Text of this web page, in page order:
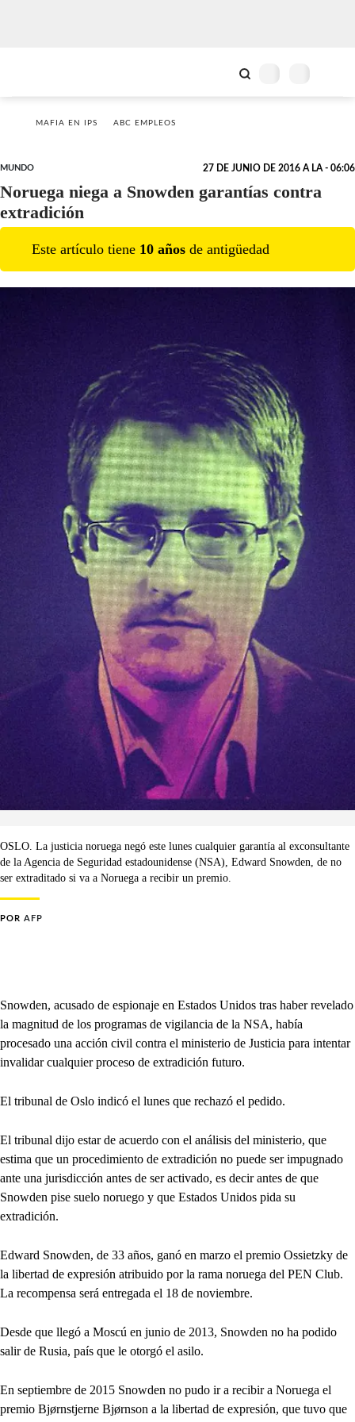
MAFIA EN IPS ABC EMPLEOS
MUNDO 27 DE JUNIO DE 2016 A LA - 06:06
Noruega niega a Snowden garantías contra
extradición
Este artículo tiene 10 años de antigüedad
OSLO. La justicia noruega negó este lunes cualquier garantía al exconsultante
de la Agencia de Seguridad estadounidense (NSA), Edward Snowden, de no
ser extraditado si va a Noruega a recibir un premio.
POR AFP
Snowden, acusado de espionaje en Estados Unidos tras haber revelado
la magnitud de los programas de vigilancia de la NSA, había
procesado una acción civil contra el ministerio de Justicia para intentar
invalidar cualquier proceso de extradición futuro.
El tribunal de Oslo indicó el lunes que rechazó el pedido.
El tribunal dijo estar de acuerdo con el análisis del ministerio, que
estima que un procedimiento de extradición no puede ser impugnado
ante una jurisdicción antes de ser activado, es decir antes de que
Snowden pise suelo noruego y que Estados Unidos pida su
extradición.
Edward Snowden, de 33 años, ganó en marzo el premio Ossietzky de
la libertad de expresión atribuido por la rama noruega del PEN Club.
La recompensa será entregada el 18 de noviembre.
Desde que llegó a Moscú en junio de 2013, Snowden no ha podido
salir de Rusia, país que le otorgó el asilo.
En septiembre de 2015 Snowden no pudo ir a recibir a Noruega el
premio Bjørnstjerne Bjørnson a la libertad de expresión, que tuvo que